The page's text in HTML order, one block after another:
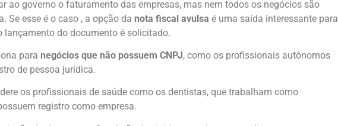
ao governo o faturamento das empresas, mas nem todos os negócios são
Se esse é o caso , a opção da nota fiscal avulsa é uma saída interessante para
lançamento do documento é solicitado.
para negócios que não possuem CNPJ, como os profissionais autônomos
de pessoa jurídica.
os profissionais de saúde como os dentistas, que trabalham como
registro como empresa.